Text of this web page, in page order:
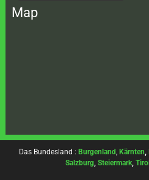
Map
Das Bundesland : Burgenland, Kärnten,
Salzburg, Steiermark, Tirol